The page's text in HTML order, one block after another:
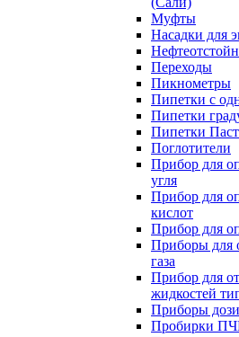
Муфты
Насадки для
Переходы
Пикнометры
Пипетки с
Пипетки
Пипетки
Поглотители
Прибор для
угля
Прибор для
кислот
Прибор для
Приборы для
газа
Прибор для
жидкостей
Приборы
Пробирки